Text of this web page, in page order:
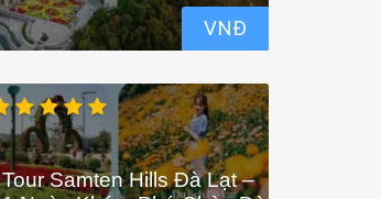
VNĐ
Tour Samten Hills Đà Lạt –